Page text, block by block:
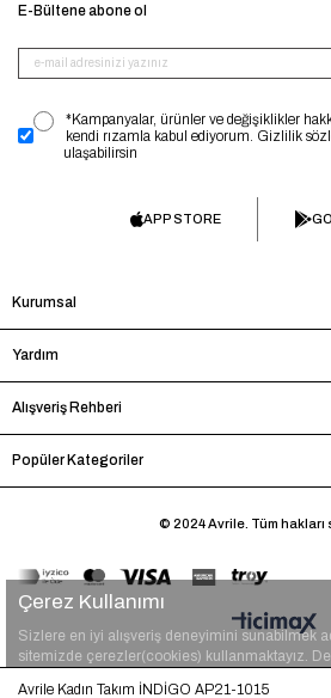
Avrile Kadın Takım İNDİGO AP21-1015
E-Bültene abone ol
*Kampanyalar, ürünler ve değişiklikler
kendi rızamla kabul ediyorum. Gizlilik
ulaşabilirsin
APP STORE
Kurumsal
Yardım
Alışveriş Rehberi
Popüler Kategoriler
© 2024 Avrile. Tüm hakları
Çerez Kullanımı
Sizlere en iyi alışveriş deneyimini sunabilmek
sitemizde çerezler(cookies) kullanmaktayız.